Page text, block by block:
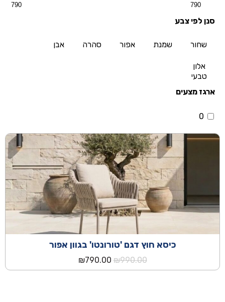
סנן לפי צבע
שחור שמנת אפור סהרה אבן
אלון
טבעי
ארגז מצעים
0
כיסא חוץ דגם 'טורונטו' בגוון אפור
₪990.00
המחיר
המקורי
₪790.00
הנוכחי